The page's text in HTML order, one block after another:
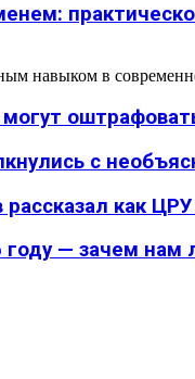
навыком в
с
как ЦРУ
— зачем нам